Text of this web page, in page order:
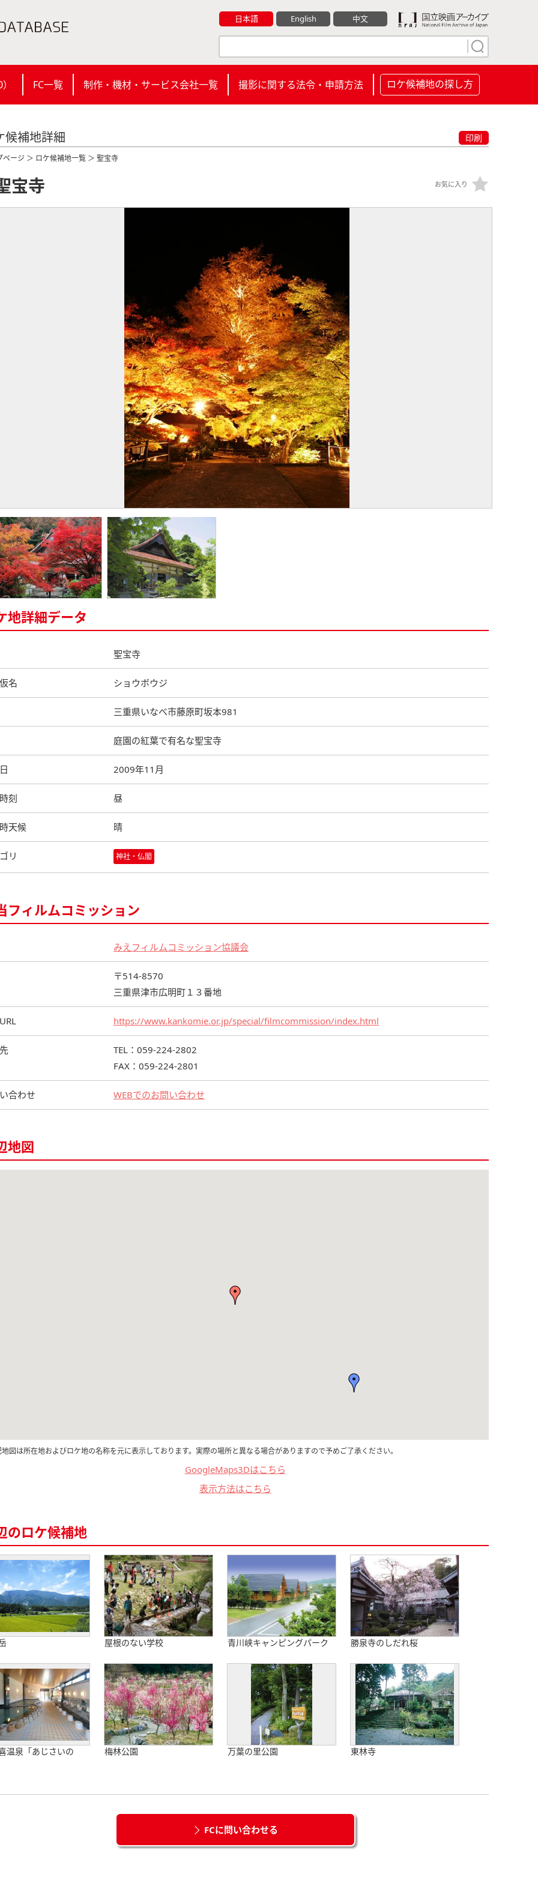
日本語 English 中文
） FC一覧 制作・機材・サービス会社一覧 撮影に関する法令・申請方法 ロケ候補地の探し方
候補地詳細 印刷
ページ ＞ ロケ候補地一覧 ＞ 聖宝寺
宝寺 お気に入り
地詳細データ
聖宝寺
名 ショウボウジ
三重県いなべ市藤原町坂本981
庭園の紅葉で有名な聖宝寺
2009年11月
刻 昼
天候 晴
リ 神社・仏閣
フィルムコミッション
みえフィルムコミッション協議会
〒514-8570
三重県津市広明町１３番地
https://www.kankomie.or.jp/special/filmcommission/index.html
TEL：059-224-2802
FAX：059-224-2801
合わせ WEBでのお問い合わせ
地図
図は所在地およびロケ地の名称を元に表示しております。実際の場所と異なる場合がありますので予めご了承ください。
GoogleMaps3Dはこちら
表示方法はこちら
のロケ候補地
屋根のない学校 青川峡キャンピングパーク 勝泉寺のしだれ桜
温泉「あじさいの 梅林公園 万葉の里公園 東林寺
FCに問い合わせる